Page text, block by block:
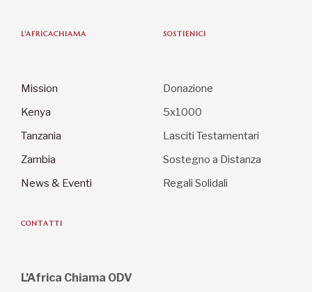
L'AFRICACHIAMA
Mission
Kenya
Tanzania
Zambia
News & Eventi
SOSTIENICI
Donazione
5x1000
Lasciti Testamentari
Sostegno a Distanza
Regali Solidali
CONTATTI
L’Africa Chiama ODV